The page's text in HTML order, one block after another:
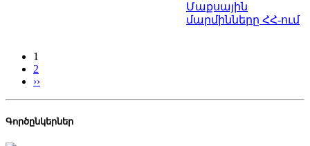
Մաքսային
մարմինները ՀՀ-ում
1
2
››
Գործընկերներ